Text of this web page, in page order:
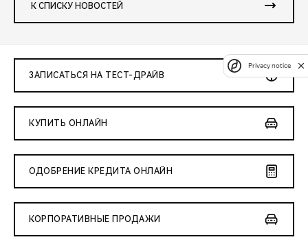
К СПИСКУ НОВОСТЕЙ
ЗАПИСАТЬСЯ НА ТЕСТ-ДРАЙВ
КУПИТЬ ОНЛАЙН
ОДОБРЕНИЕ КРЕДИТА ОНЛАЙН
КОРПОРАТИВНЫЕ ПРОДАЖИ
Privacy notice